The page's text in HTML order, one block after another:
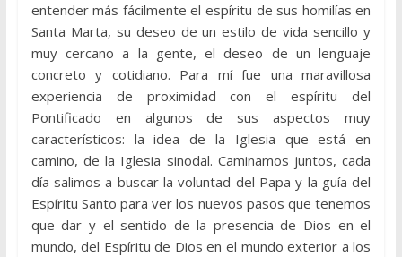
entender más fácilmente el espíritu de sus homilías en
Santa Marta, su deseo de un estilo de vida sencillo y
muy cercano a la gente, el deseo de un lenguaje
concreto y cotidiano. Para mí fue una maravillosa
experiencia de proximidad con el espíritu del
Pontificado en algunos de sus aspectos muy
característicos: la idea de la Iglesia que está en
camino, de la Iglesia sinodal. Caminamos juntos, cada
día salimos a buscar la voluntad del Papa y la guía del
Espíritu Santo para ver los nuevos pasos que tenemos
que dar y el sentido de la presencia de Dios en el
mundo, del Espíritu de Dios en el mundo exterior a los